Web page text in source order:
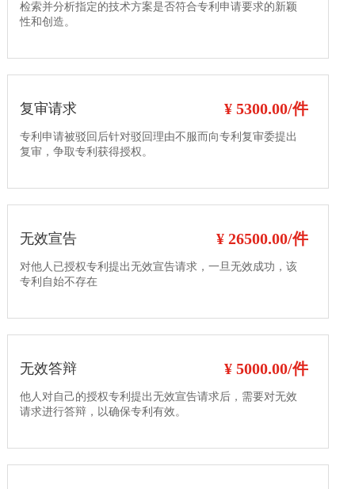
检索并分析指定的技术方案是否符合专利申请要求的新颖
性和创造。
复审请求 ¥ 5300.00/件
专利申请被驳回后针对驳回理由不服而向专利复审委提出
复审，争取专利获得授权。
无效宣告 ¥ 26500.00/件
对他人已授权专利提出无效宣告请求，一旦无效成功，该
专利自始不存在
无效答辩 ¥ 5000.00/件
他人对自己的授权专利提出无效宣告请求后，需要对无效
请求进行答辩，以确保专利有效。